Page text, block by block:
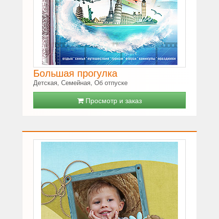
Большая прогулка
Детская, Семейная, Об отпуске
Просмотр и заказ